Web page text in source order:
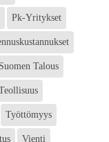
Pk-Yritykset
Suomen Talous
Työttömyys
Vienti